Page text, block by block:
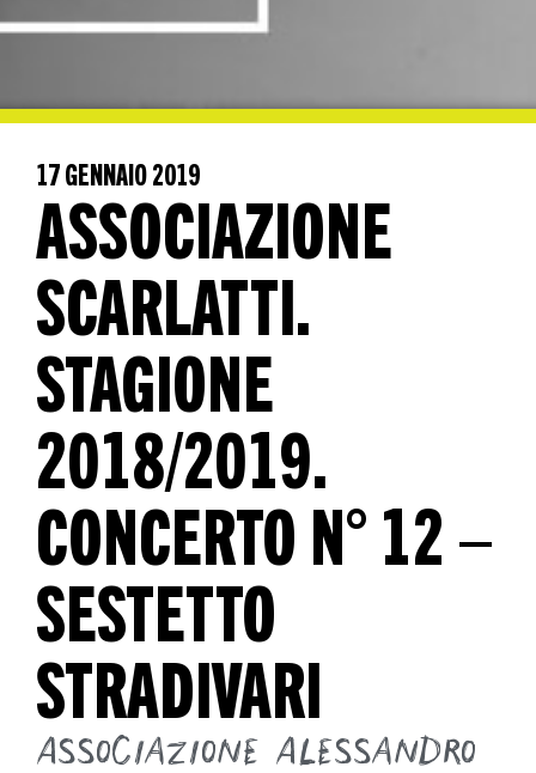
17 GENNAIO 2019
ASSOCIAZIONE
SCARLATTI.
STAGIONE
2018/2019.
CONCERTO N° 12 –
SESTETTO
STRADIVARI
Associazione Alessandro